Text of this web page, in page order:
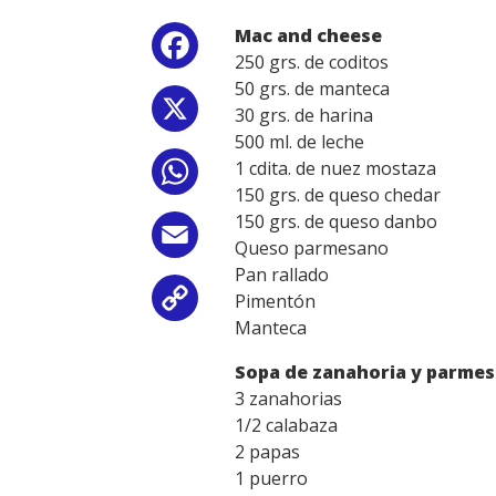
Facebook
WhatsApp
Email
Copy
Mac and cheese
250 grs. de coditos
50 grs. de manteca
30 grs. de harina
500 ml. de leche
1 cdita. de nuez mostaza
150 grs. de queso chedar
150 grs. de queso danbo
Queso parmesano
Pan rallado
Pimentón
Manteca
Sopa de zanahoria y
3 zanahorias
1/2 calabaza
2 papas
1 puerro